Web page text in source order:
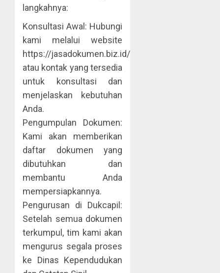
langkahnya:
Konsultasi Awal: Hubungi
kami melalui website
https://jasadokumen.biz.id/
atau kontak yang tersedia
untuk konsultasi dan
menjelaskan kebutuhan
Anda.
Pengumpulan Dokumen:
Kami akan memberikan
daftar dokumen yang
dibutuhkan dan
membantu Anda
mempersiapkannya.
Pengurusan di Dukcapil:
Setelah semua dokumen
terkumpul, tim kami akan
mengurus segala proses
ke Dinas Kependudukan